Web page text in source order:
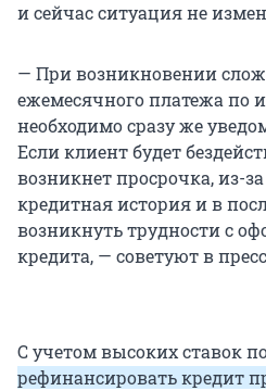
и сейчас ситуация не
— При возникновении
ежемесячного платежа по
необходимо сразу же
Если клиент будет
возникнет просрочка, из-
кредитная история и в
возникнуть трудности с
кредита, — советуют в
С учетом высоких ставок
рефинансировать кредит